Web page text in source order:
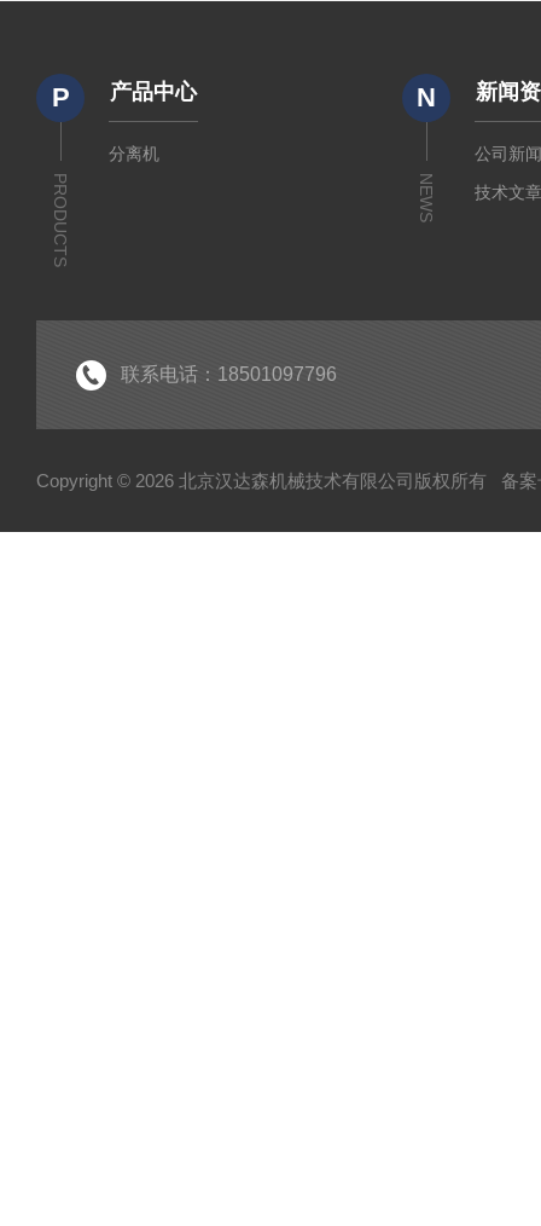
P
PRODUCTS
产品中心
分离机
N
NEWS
新闻
公司新
技术文
联系电话：18501097796
Copyright © 2026 北京汉达森机械技术有限公司版权所有 备案